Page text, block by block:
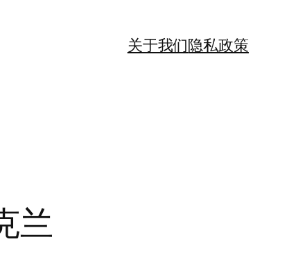
关于我们隐私政策
兰